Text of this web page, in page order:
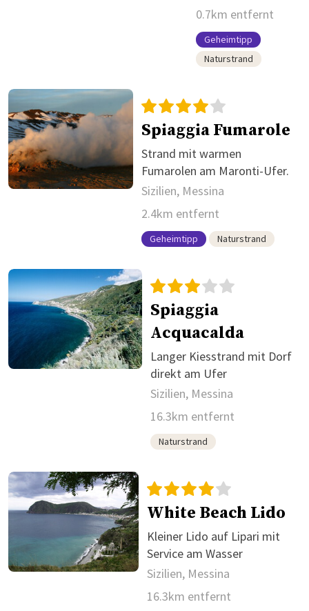
0.7km entfernt
Geheimtipp
Naturstrand
Spiaggia Fumarole
Strand mit warmen
Fumarolen am Maronti-Ufer.
Sizilien, Messina
2.4km entfernt
Geheimtipp Naturstrand
Spiaggia
Acquacalda
Langer Kiesstrand mit Dorf
direkt am Ufer
Sizilien, Messina
16.3km entfernt
Naturstrand
White Beach Lido
Kleiner Lido auf Lipari mit
Service am Wasser
Sizilien, Messina
16.3km entfernt